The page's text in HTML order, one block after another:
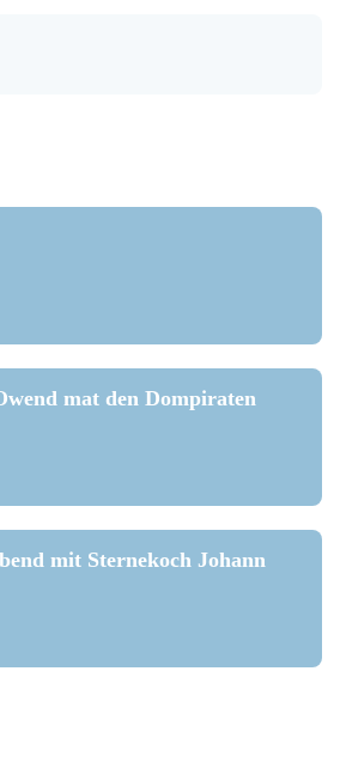
mat den Dompiraten
mit Sternekoch Johann